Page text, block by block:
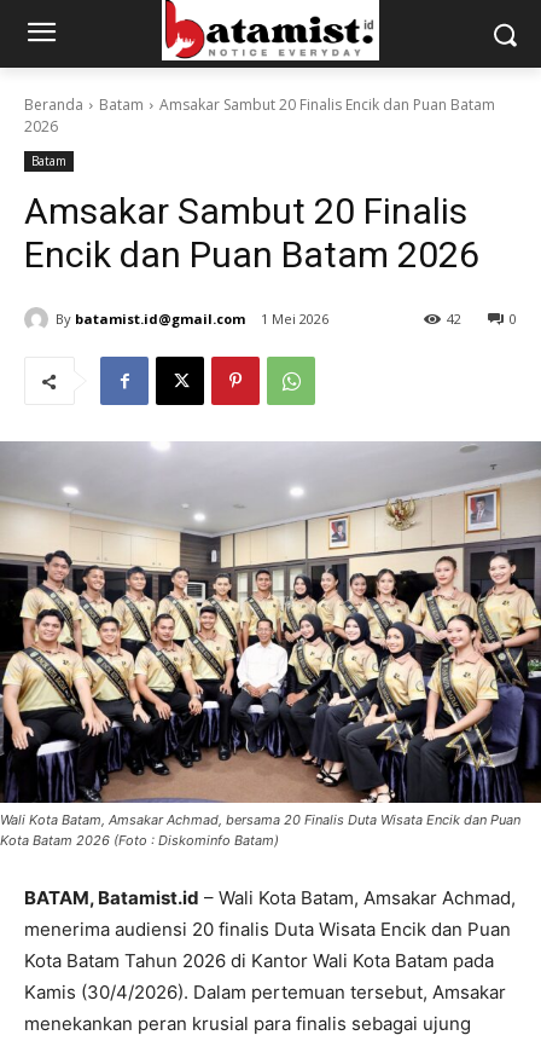
Beranda Batam
Amsakar Sambut 20 Finalis Encik dan Puan Batam
2026
Batam
Amsakar Sambut 20 Finalis
Encik dan Puan Batam 2026
By batamist.id@gmail.com 1 Mei 2026 0
42
Wali Kota Batam, Amsakar Achmad, bersama 20 Finalis Duta Wisata Encik dan Puan
Kota Batam 2026 (Foto : Diskominfo Batam)
BATAM, Batamist.id – Wali Kota Batam, Amsakar Achmad,
menerima audiensi 20 finalis Duta Wisata Encik dan Puan
Kota Batam Tahun 2026 di Kantor Wali Kota Batam pada
Kamis (30/4/2026). Dalam pertemuan tersebut, Amsakar
menekankan peran krusial para finalis sebagai ujung